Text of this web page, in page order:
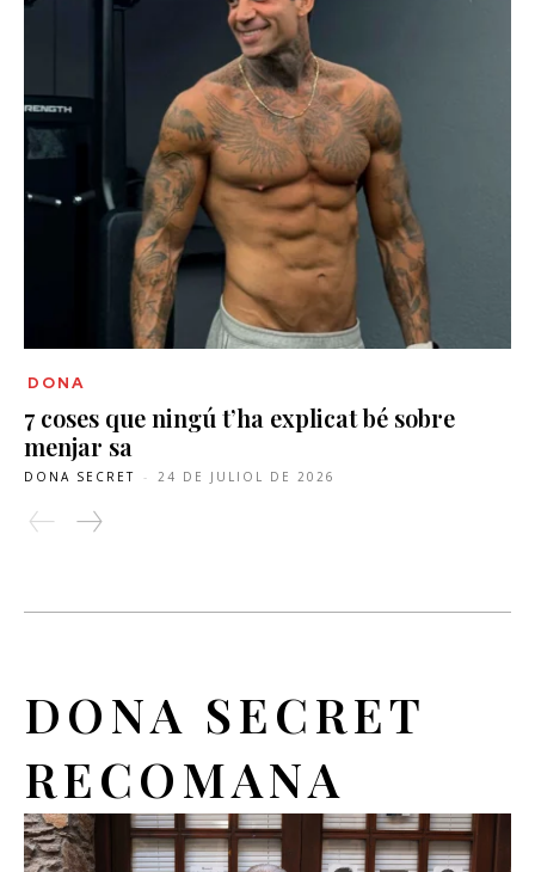
DONA
7 coses que ningú t’ha explicat bé sobre
menjar sa
DONA SECRET - 24 DE JULIOL DE 2026
DONA SECRET
RECOMANA